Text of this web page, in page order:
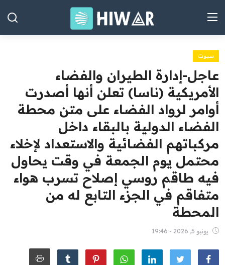
الصفحة الرئيسية
العراق
الشرق الأوسط
العالم
المقالات
الاقتصاد
الصحة
رياضة
سبوت
سبوت
عاجل-‏إدارة الطيران والفضاء
الأمريكية (ناسا) تعلن أنها أصدرت
أوامر لرواد ​الفضاء على متن محطة
الفضاء الدولية ‌بالبقاء داخل
مركباتهم الفضائية والاستعداد لإخلاء
محتمل يوم الجمعة في وقت يحاول
فيه طاقم روسي ​إصلاح تسرب هواء
متفاقم في الجزء ​التابع له من
المحطة
يونيو 5, 2026 - 19:46